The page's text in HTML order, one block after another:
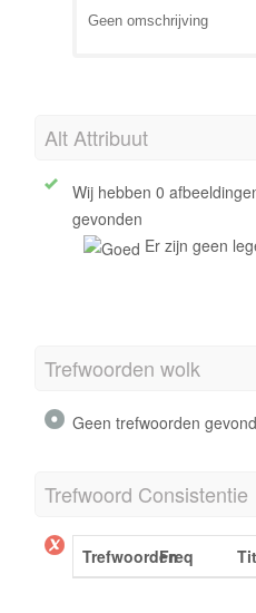
Geen omschrijving
Alt Attribuut
Wij hebben 0
gevonden
Er zijn geen
Trefwoorden wolk
Geen trefwoorden
Trefwoord Consistentie
TrefwoordenFreq